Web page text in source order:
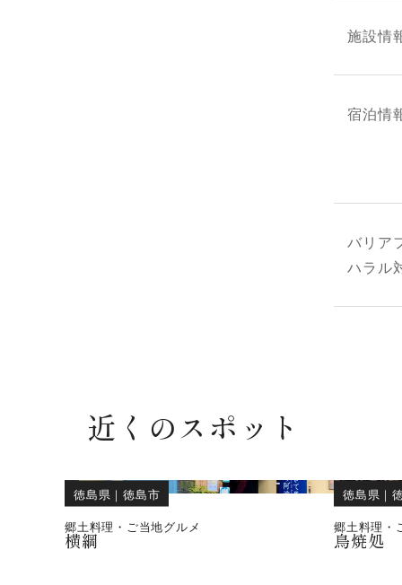
施設情
宿泊情
バリア
ハラル
近くのスポット
徳島県 ｜徳島市
郷土料理・ご当地グルメ
横綱
徳島県 ｜
郷土料理・
鳥焼処